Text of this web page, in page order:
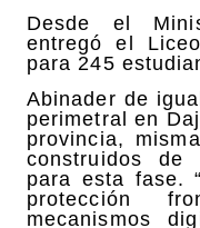
Desde el
entregó el
para 245
Abinader de
perimetral en
provincia,
construidos de
para esta fase.
protección
mecanismos